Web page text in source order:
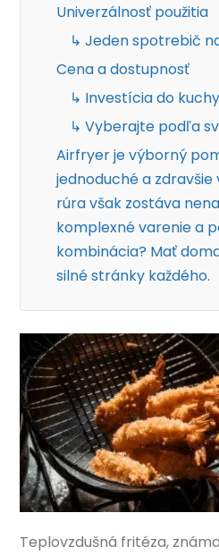
Univerzálnosť použitia
↳ Jeden spotrebič
Cena a dostupnosť
↳ Investícia do
↳ Vyberajte podľa
Airfryer je výborný
jednoduché a zdravšie
rúra však zostáva
komplexné varenie a
kombinácia? Mať
silné stránky každého.
Teplovzdušná fritéza,